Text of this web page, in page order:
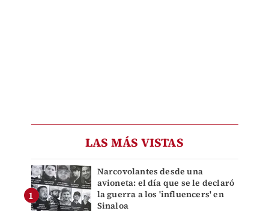
LAS MÁS VISTAS
Narcovolantes desde una
avioneta: el día que se le declaró
la guerra a los 'influencers' en
Sinaloa